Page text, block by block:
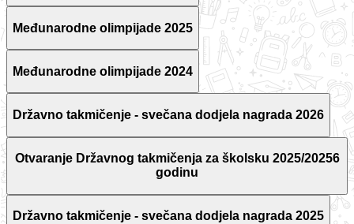
Međunarodne olimpijade 2025
Međunarodne olimpijade 2024
Državno takmičenje - svečana dodjela nagrada 2026
Otvaranje Državnog takmičenja za školsku 2025/20256
godinu
Državno takmičenje - svečana dodjela nagrada 2025